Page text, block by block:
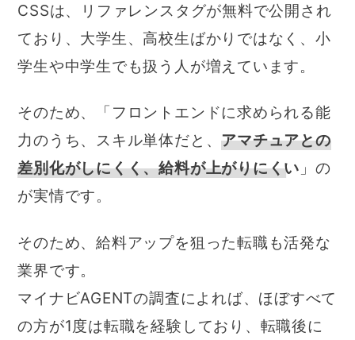
CSSは、リファレンスタグが無料で公開され
ており、大学生、高校生ばかりではなく、小
学生や中学生でも扱う人が増えています。
そのため、「フロントエンドに求められる能
力のうち、スキル単体だと、アマチュアとの
差別化がしにくく、給料が上がりにくい 」の
が実情です。
そのため、給料アップを狙った転職も活発な
業界です。
マイナビAGENTの調査によれば、ほぼすべて
の方が1度は転職を経験しており、転職後に